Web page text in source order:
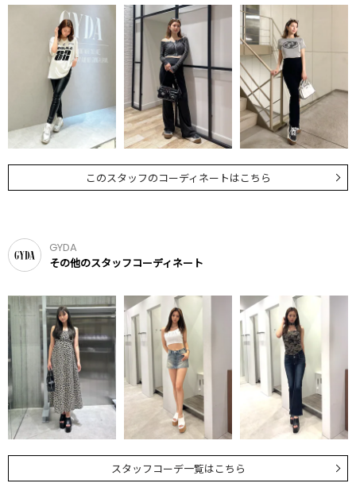
このスタッフのコーディネートはこちら
GYDA
その他のスタッフコーディネート
スタッフコーデ一覧はこちら